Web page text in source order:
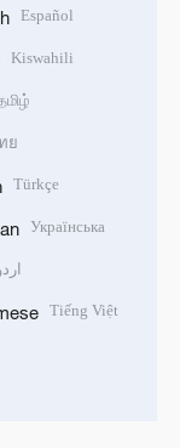
Español
Kiswahili
ย
Türkçe
Українська
Tiếng Việt